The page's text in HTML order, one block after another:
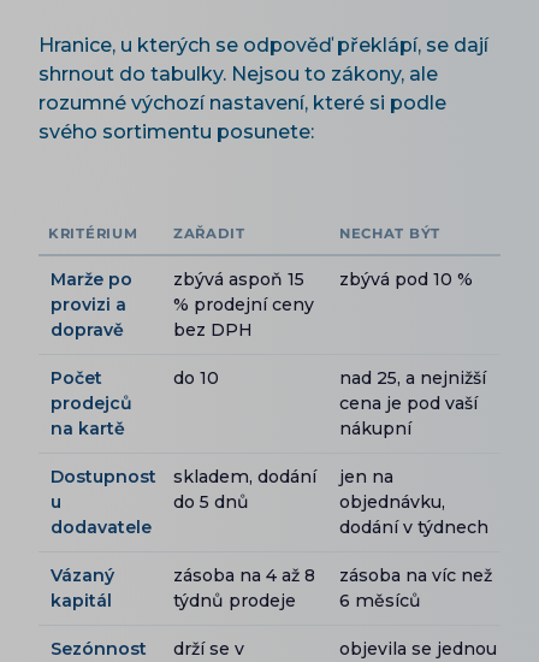
Hranice, u kterých se odpověď překlápí, se dají
shrnout do tabulky. Nejsou to zákony, ale
rozumné výchozí nastavení, které si podle
svého sortimentu posunete:
KRITÉRIUM ZAŘADIT NECHAT BÝT
Marže po
provizi a
dopravě
zbývá aspoň 15
% prodejní ceny
bez DPH
zbývá pod 10 %
Počet
prodejců
na kartě
do 10
nad 25, a nejnižší
cena je pod vaší
nákupní
Dostupnost
u
dodavatele
skladem, dodání
do 5 dnů
jen na
objednávku,
dodání v týdnech
Vázaný
kapitál
zásoba na 4 až 8
týdnů prodeje
zásoba na víc než
6 měsíců
Sezónnost
drží se v
objevila se jednou